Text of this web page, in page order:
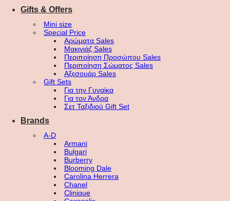
Gifts & Offers
Mini size
Special Price
Αρώματα Sales
Μακιγιάζ Sales
Περιποίηση Προσώπου Sales
Περιποίηση Σώματος Sales
Αξεσουάρ Sales
Gift Sets
Για την Γυναίκα
Για τον Άνδρα
Σετ Ταξιδιού Gift Set
Brands
A-D
Armani
Bulgari
Burberry
Blooming Dale
Carolina Herrera
Chanel
Clinique